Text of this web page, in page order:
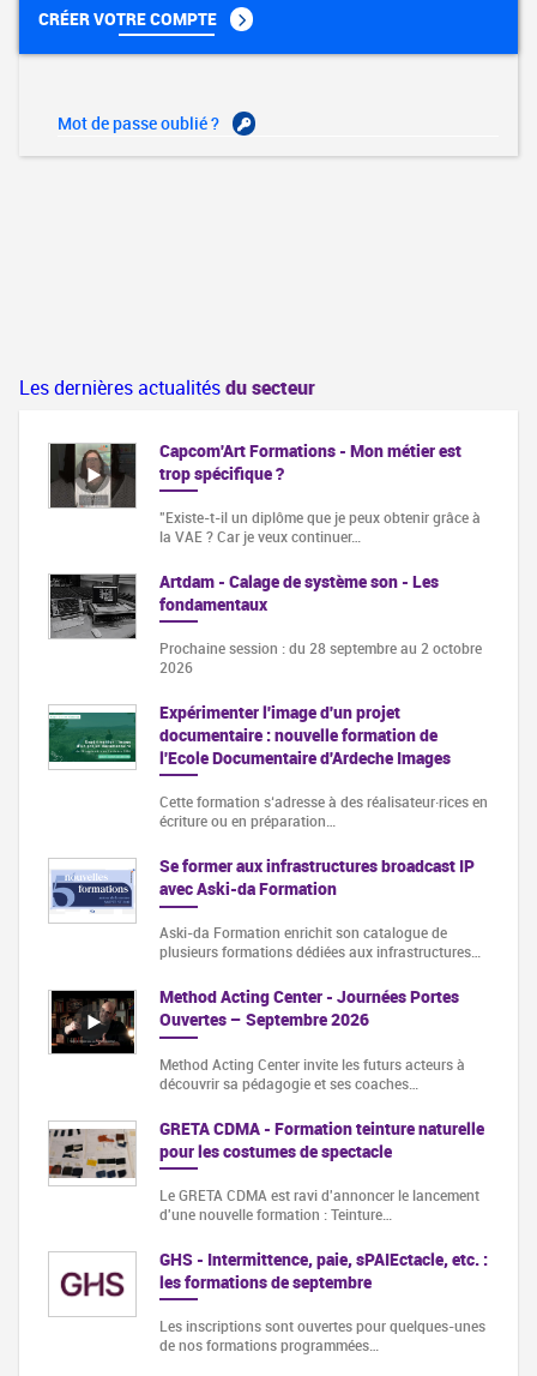
CRÉER VOTRE COMPTE
Mot de passe oublié ?
Les dernières actualitésdu secteur
Capcom'Art Formations - Mon métier est
trop spécifique ?
"Existe-t-il un diplôme que je peux obtenir grâce à
la VAE ? Car je veux continuer…
Artdam - Calage de système son - Les
fondamentaux
Prochaine session : du 28 septembre au 2 octobre
2026
Expérimenter l'image d'un projet
documentaire : nouvelle formation de
l'Ecole Documentaire d'Ardeche Images
Cette formation s‘adresse à des réalisateur·rices en
écriture ou en préparation…
Se former aux infrastructures broadcast IP
avec Aski-da Formation
Aski-da Formation enrichit son catalogue de
plusieurs formations dédiées aux infrastructures…
Method Acting Center - Journées Portes
Ouvertes – Septembre 2026
Method Acting Center invite les futurs acteurs à
découvrir sa pédagogie et ses coaches…
GRETA CDMA - Formation teinture naturelle
pour les costumes de spectacle
Le GRETA CDMA est ravi d'annoncer le lancement
d'une nouvelle formation : Teinture…
GHS - Intermittence, paie, sPAIEctacle, etc. :
les formations de septembre
Les inscriptions sont ouvertes pour quelques-unes
de nos formations programmées…